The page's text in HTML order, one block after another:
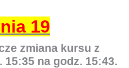
19
zmiana kursu z
15:35 na godz. 15:43.